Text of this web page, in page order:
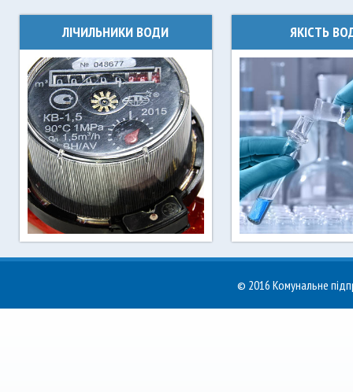
Останні новини Ірпінь
водоканалу
Чинні тарифи на
для населення
ЛІЧИЛЬНИКИ ВОДИ ЯКІСТЬ
© 2016 Комунальне